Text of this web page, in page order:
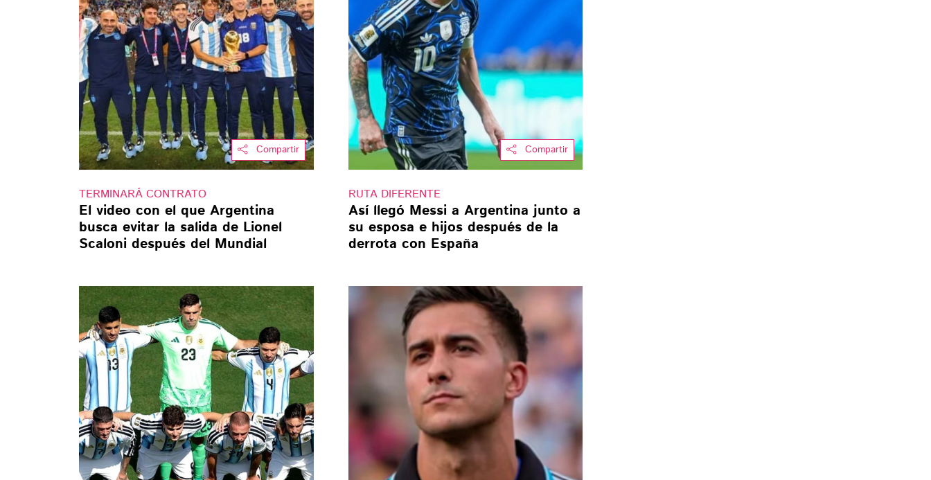
Compartir
TERMINARÁ CONTRATO
El video con el que Argentina
busca evitar la salida de Lionel
Scaloni después del Mundial
Compartir
RUTA DIFERENTE
Así llegó Messi a Argentina junto a
su esposa e hijos después de la
derrota con España